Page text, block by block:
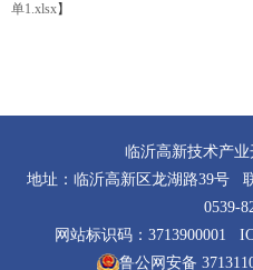
单1.xlsx】
临沂高新技术产
地址：临沂高新区龙湖路39号
0539-
网站标识码：3713900001
鲁公网安备